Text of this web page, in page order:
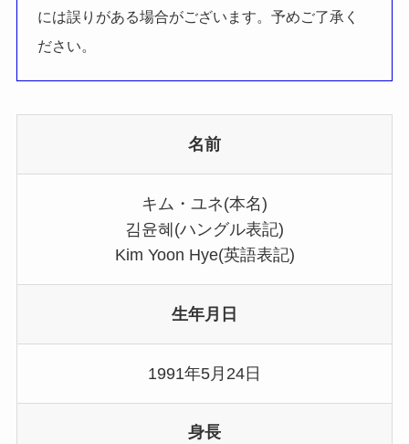
には誤りがある場合がございます。予めご了承く
ださい。
名前
キム・ユネ(本名)
김윤혜(ハングル表記)
Kim Yoon Hye(英語表記)
生年月日
1991年5月24日
身長